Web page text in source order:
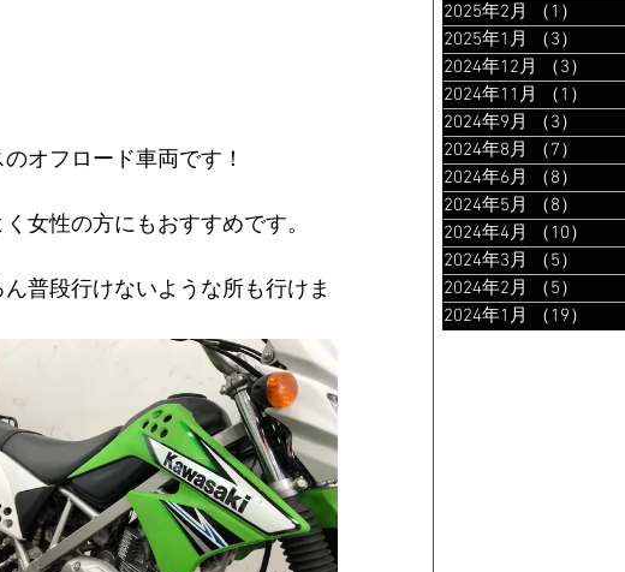
2025年2月 （1）
2025年1月
（3）
2024年12月
（3）
2024年11月
（1）
2024年9月
（3）
2024年8月
（7）
2024年6月
（8）
2024年5月
（8）
2024年4月
（10）
2024年3月
（5）
2024年2月
（5）
2024年1月
（19）
オフロード車両です！
女性の方にもおすすめです。
普段行けないような所も行けま